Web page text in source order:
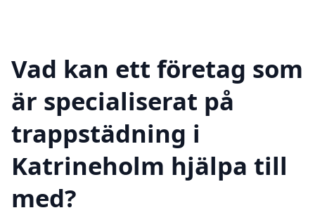
Vad kan ett företag som
är specialiserat på
trappstädning i
Katrineholm hjälpa till
med?